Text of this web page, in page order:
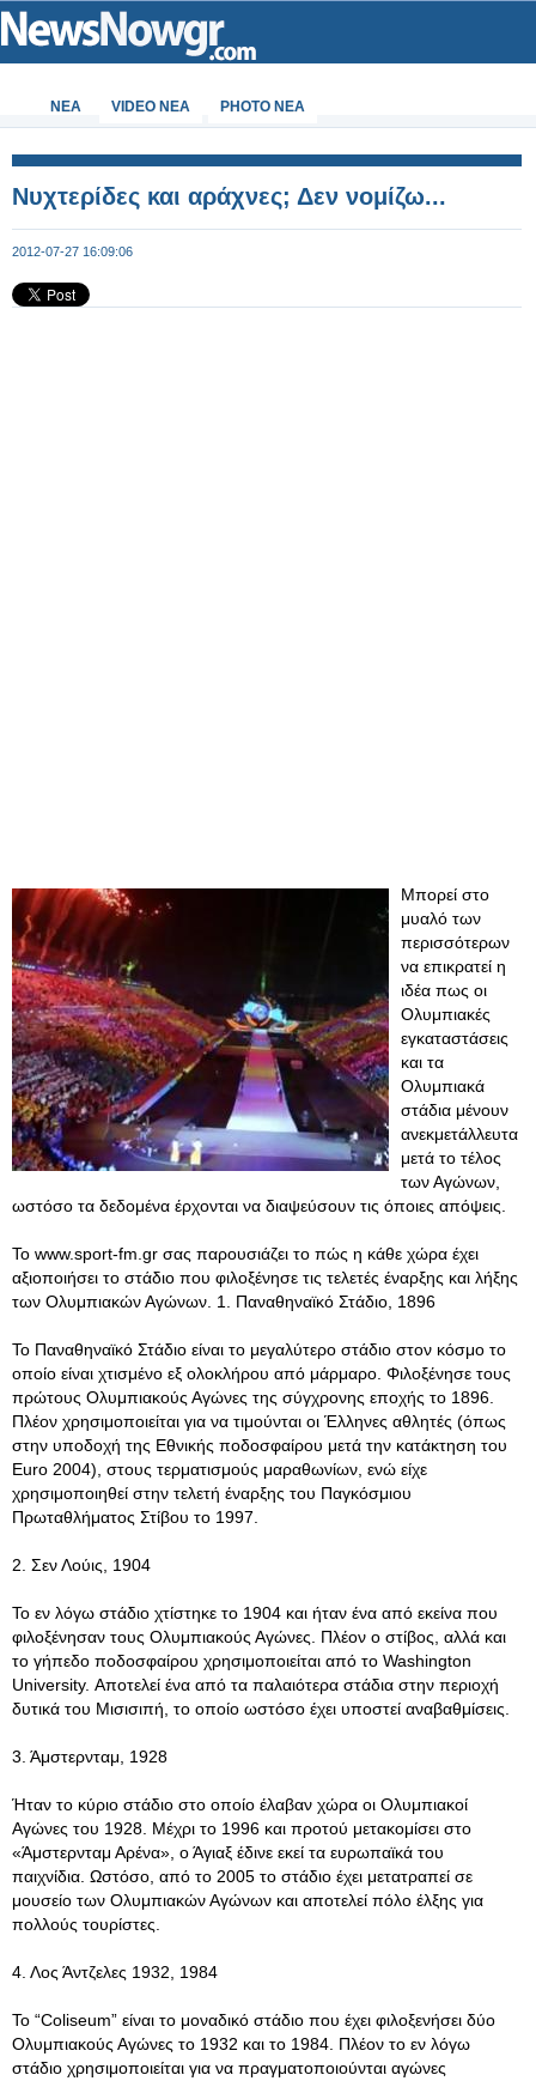
ΝΕΑ VIDEO NEA PHOTO NEA
Νυχτερίδες και αράχνες; Δεν νομίζω...
2012-07-27 16:09:06
Μπορεί στο
μυαλό των
περισσότερων
να επικρατεί η
ιδέα πως οι
Ολυμπιακές
εγκαταστάσεις
και τα
Ολυμπιακά
στάδια μένουν
ανεκμετάλλευτα
μετά το τέλος
των Αγώνων,
ωστόσο τα δεδομένα έρχονται να διαψεύσουν τις όποιες απόψεις.
To www.sport-fm.gr σας παρουσιάζει το πώς η κάθε χώρα έχει
αξιοποιήσει το στάδιο που φιλοξένησε τις τελετές έναρξης και λήξης
των Ολυμπιακών Αγώνων. 1. Παναθηναϊκό Στάδιο, 1896
Το Παναθηναϊκό Στάδιο είναι το μεγαλύτερο στάδιο στον κόσμο το
οποίο είναι χτισμένο εξ ολοκλήρου από μάρμαρο. Φιλοξένησε τους
πρώτους Ολυμπιακούς Αγώνες της σύγχρονης εποχής το 1896.
Πλέον χρησιμοποιείται για να τιμούνται οι Έλληνες αθλητές (όπως
στην υποδοχή της Εθνικής ποδοσφαίρου μετά την κατάκτηση του
Euro 2004), στους τερματισμούς μαραθωνίων, ενώ είχε
χρησιμοποιηθεί στην τελετή έναρξης του Παγκόσμιου
Πρωταθλήματος Στίβου το 1997.
2. Σεν Λούις, 1904
Το εν λόγω στάδιο χτίστηκε το 1904 και ήταν ένα από εκείνα που
φιλοξένησαν τους Ολυμπιακούς Αγώνες. Πλέον ο στίβος, αλλά και
το γήπεδο ποδοσφαίρου χρησιμοποιείται από το Washington
University. Αποτελεί ένα από τα παλαιότερα στάδια στην περιοχή
δυτικά του Μισισιπή, το οποίο ωστόσο έχει υποστεί αναβαθμίσεις.
3. Άμστερνταμ, 1928
Ήταν το κύριο στάδιο στο οποίο έλαβαν χώρα οι Ολυμπιακοί
Αγώνες του 1928. Μέχρι το 1996 και προτού μετακομίσει στο
«Άμστερνταμ Αρένα», ο Άγιαξ έδινε εκεί τα ευρωπαϊκά του
παιχνίδια. Ωστόσο, από το 2005 το στάδιο έχει μετατραπεί σε
μουσείο των Ολυμπιακών Αγώνων και αποτελεί πόλο έλξης για
πολλούς τουρίστες.
4. Λος Άντζελες 1932, 1984
To “Coliseum” είναι το μοναδικό στάδιο που έχει φιλοξενήσει δύο
Ολυμπιακούς Αγώνες το 1932 και το 1984. Πλέον το εν λόγω
στάδιο χρησιμοποιείται για να πραγματοποιούνται αγώνες